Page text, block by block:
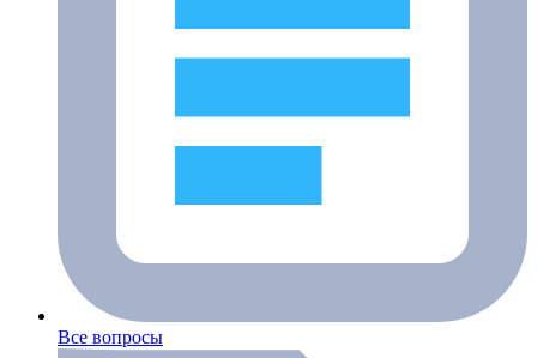
Все вопросы